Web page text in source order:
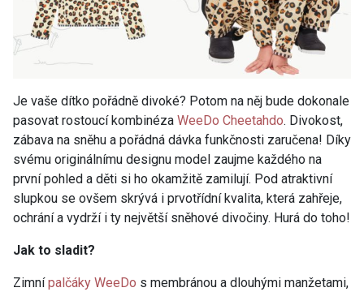
Je vaše dítko pořádně divoké? Potom na něj bude dokonale
pasovat rostoucí kombinéza WeeDo Cheetahdo. Divokost,
zábava na sněhu a pořádná dávka funkčnosti zaručena! Díky
svému originálnímu designu model zaujme každého na
první pohled a děti si ho okamžitě zamilují. Pod atraktivní
slupkou se ovšem skrývá i prvotřídní kvalita, která zahřeje,
ochrání a vydrží i ty největší sněhové divočiny. Hurá do toho!
Jak to sladit?
Zimnípalčáky WeeDo s membránou a dlouhými manžetami,